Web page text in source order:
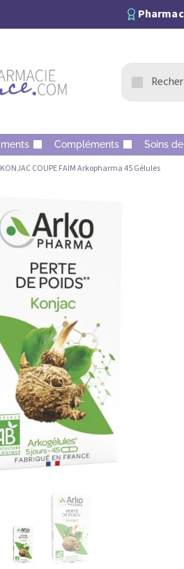
Compléments Soins
KONJAC COUPE FAIM Arkopharma 45 Gélules